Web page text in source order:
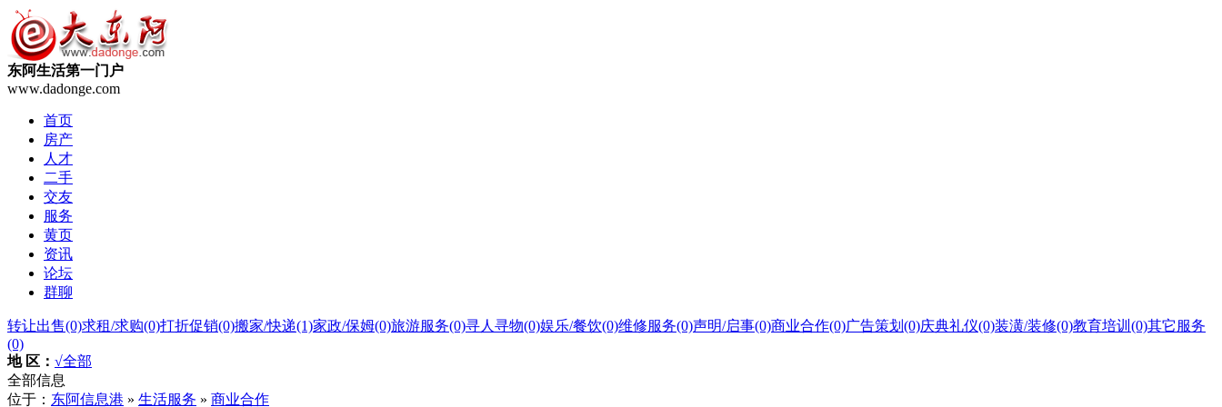
东阿生活第一门户
www.dadonge.com
首页
房产
人才
二手
交友
服务
黄页
资讯
论坛
群聊
转让出售(0)求租/求购(0)打折促销(0)搬家/快递(1)家政/保姆(0)旅游服务(0)寻人寻物(0)娱乐/餐饮(0)维修服务(0)声明/启事(0)商业合作(0)广告策划 (0)庆典礼仪(0)装潢/装修(0)教育培训 (0)其它服务
(0)
地 区： √全部
全部信息
位于： 东阿信息港 » 生活服务 » 商业合作